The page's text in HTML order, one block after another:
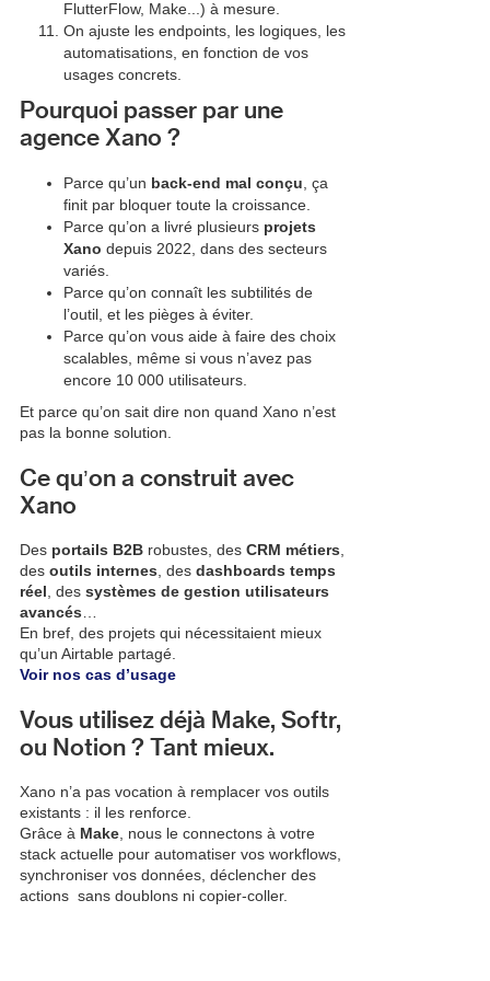
FlutterFlow, Make...) à mesure.
On ajuste les endpoints, les logiques, les
automatisations, en fonction de vos
usages concrets.
Pourquoi passer par une
agence Xano ?
Parce qu’un back-end mal conçu , ça
finit par bloquer toute la croissance.
Parce qu’on a livré plusieurs projets
Xano depuis 2022, dans des secteurs
variés.
Parce qu’on connaît les subtilités de
l’outil, et les pièges à éviter.
Parce qu’on vous aide à faire des choix
scalables, même si vous n’avez pas
encore 10 000 utilisateurs.
Et parce qu’on sait dire non quand Xano n’est
pas la bonne solution.
Ce qu’on a construit avec
Xano
Des portails B2Brobustes, des CRM métiers,
des outils internes, des dashboards temps
réel , des systèmes de gestion utilisateurs
avancés …
En bref, des projets qui nécessitaient mieux
qu’un Airtable partagé.
Voir nos cas d’usage
Vous utilisez déjà Make, Softr,
ou Notion ? Tant mieux.
Xano n’a pas vocation à remplacer vos outils
existants : il les renforce.
Grâce à Make, nous le connectons à votre
stack actuelle pour automatiser vos workflows,
synchroniser vos données, déclencher des
actions sans doublons ni copier-coller.